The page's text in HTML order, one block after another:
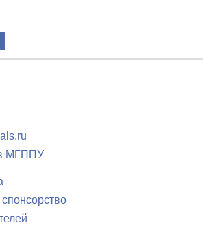
МГППУ